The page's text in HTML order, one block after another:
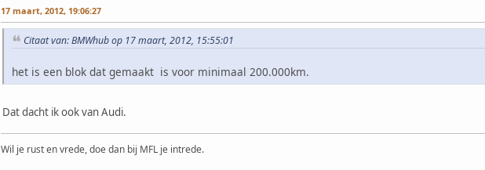
17 maart, 2012, 19:06:27
Citaat van: BMWhub op 17 maart, 2012, 15:55:01
het is een blok dat gemaakt is voor minimaal 200.000km.
Dat dacht ik ook van Audi.
Wil je rust en vrede, doe dan bij MFL je intrede.